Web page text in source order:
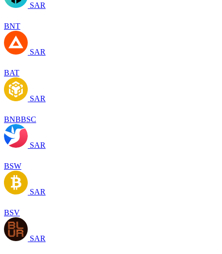
SAR
BNT
SAR
BAT
SAR
BNBBSC
SAR
BSW
SAR
BSV
SAR